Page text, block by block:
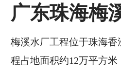
广东珠海梅
梅溪水厂工程位于珠海
程占地面积约12万平方